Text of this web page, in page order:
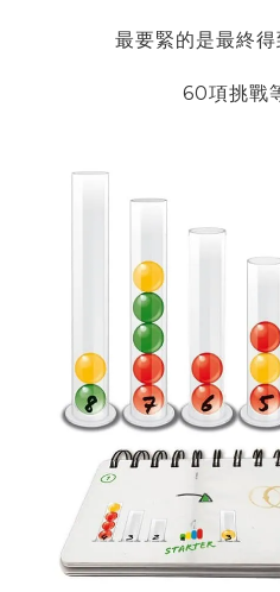
最要緊的是最終得
60項挑戰